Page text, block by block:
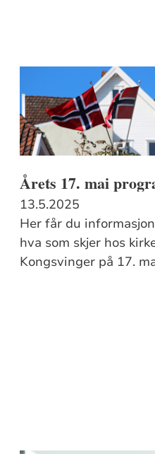
Årets 17. mai
13.5.2025
Her får du
hva som skjer hos
Kongsvinger på 17.